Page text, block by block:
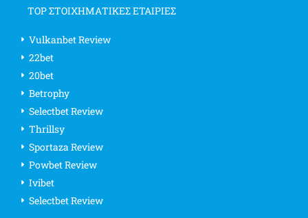
TOP ΣΤΟΙΧΗΜΑΤΙΚΕΣ ΕΤΑΙΡΙΕΣ
Vulkanbet Review
22bet
20bet
Betrophy
Selectbet Review
Thrillsy
Sportaza Review
Powbet Review
Ivibet
Selectbet Review